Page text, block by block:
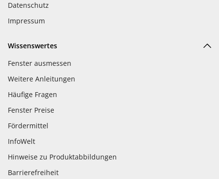
Datenschutz
Impressum
Wissenswertes
Fenster ausmessen
Weitere Anleitungen
Häufige Fragen
Fenster Preise
Fördermittel
InfoWelt
Hinweise zu Produktabbildungen
Barrierefreiheit